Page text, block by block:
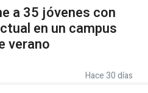
a 35 jóvenes con
en un campus
verano
Hace 30 días